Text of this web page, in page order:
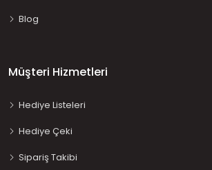
Blog
Müşteri Hizmetleri
Hediye Listeleri
Hediye Çeki
Sipariş Takibi